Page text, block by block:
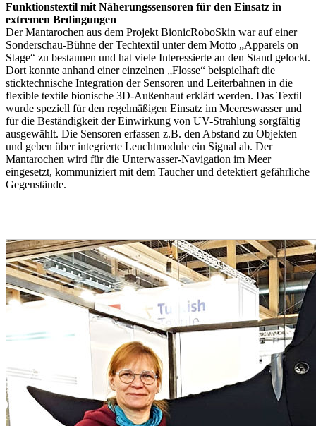
Funktionstextil mit Näherungssensoren für den Einsatz in
extremen Bedingungen
Der Mantarochen aus dem Projekt BionicRoboSkin war auf einer
Sonderschau-Bühne der Techtextil unter dem Motto „Apparels on
Stage“ zu bestaunen und hat viele Interessierte an den Stand gelockt.
Dort konnte anhand einer einzelnen „Flosse“ beispielhaft die
sticktechnische Integration der Sensoren und Leiterbahnen in die
flexible textile bionische 3D-Außenhaut erklärt werden. Das Textil
wurde speziell für den regelmäßigen Einsatz im Meereswasser und
für die Beständigkeit der Einwirkung von UV-Strahlung sorgfältig
ausgewählt. Die Sensoren erfassen z.B. den Abstand zu Objekten
und geben über integrierte Leuchtmodule ein Signal ab. Der
Mantarochen wird für die Unterwasser-Navigation im Meer
eingesetzt, kommuniziert mit dem Taucher und detektiert gefährliche
Gegenstände.